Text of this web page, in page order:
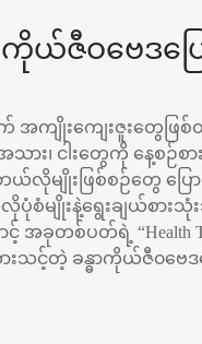
ယ်ဇီဝဗေဒပြ
အကျိုးကျေးဇူးတွေဖ
ား၊ ငါးတွေကို နေ့စဉ်
ျိုးဖြစ်စဉ်တွေ ပြော
မျိုးနဲ့ရွေးချယ်စာ
ခုတစ်ပတ်ရဲ့ “Health
ခန္ဓာကိုယ်ဇီ၀ဗေဒပြေ